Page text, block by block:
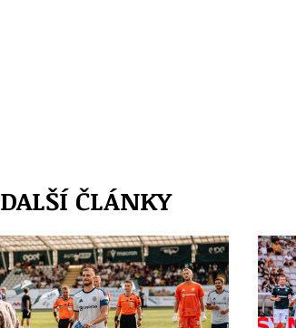
DALŠÍ ČLÁNKY